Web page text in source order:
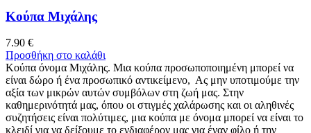
Κούπα Μιχάλης
7.90 €
Προσθήκη στο καλάθι
Κούπα όνομα Μιχάλης. Μια κούπα προσωποποιημένη μπορεί να
είναι δώρο ή ένα προσωπικό αντικείμενο, Ας μην υποτιμούμε την
αξία των μικρών αυτών συμβόλων στη ζωή μας. Στην
καθημερινότητά μας, όπου οι στιγμές χαλάρωσης και οι αληθινές
συζητήσεις είναι πολύτιμες, μια κούπα με όνομα μπορεί να είναι το
κλειδί για να δείξουμε το ενδιαφέρον μας για έναν φίλο ή την